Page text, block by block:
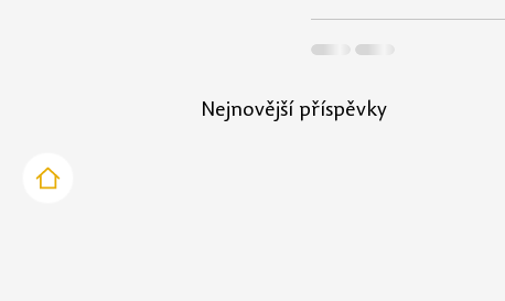
Nejnovější příspěvky